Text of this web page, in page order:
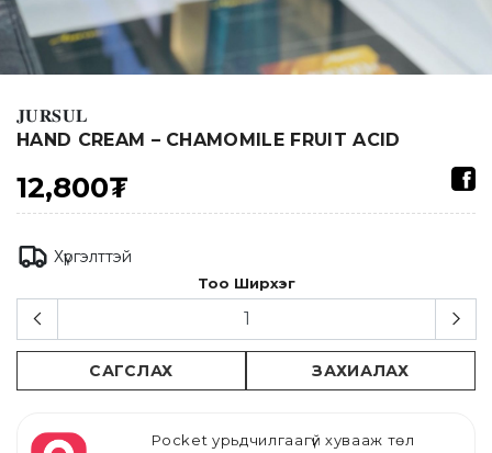
𝐉𝐔𝐑𝐒𝐔𝐋
HAND CREAM – CHAMOMILE FRUIT ACID
12,800₮
Хүргэлттэй
Тоо Ширхэг
САГСЛАХ ЗАХИАЛАХ
Pocket урьдчилгаагүй хувааж төл